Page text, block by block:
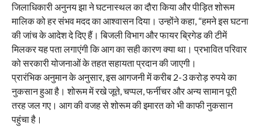
जिलाधिकारी अनुनय झा ने घटनास्थल का दौरा किया और पीड़ित शोरूम
मालिक को हर संभव मदद का आश्वासन दिया। उन्होंने कहा, “हमने इस घटना
की जांच के आदेश दे दिए हैं। बिजली विभाग और फायर ब्रिगेड की टीमें
मिलकर यह पता लगाएंगी कि आग का सही कारण क्या था। प्रभावित परिवार
को सरकारी योजनाओं के तहत सहायता प्रदान की जाएगी।
प्रारंभिक अनुमान के अनुसार, इस आगजनी में करीब 2-3 करोड़ रुपये का
नुकसान हुआ है। शोरूम में रखे जूते, चप्पल, फर्नीचर और अन्य सामान पूरी
तरह जल गए। आग की वजह से शोरूम की इमारत को भी काफी नुकसान
पहुंचा है।